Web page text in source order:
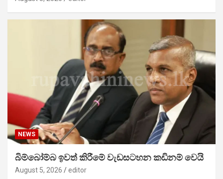
NEWS
බිම්බෝම්බ ඉවත් කිරීමේ වැඩසටහන කඩිනම් වෙයි
August 5, 2026 editor